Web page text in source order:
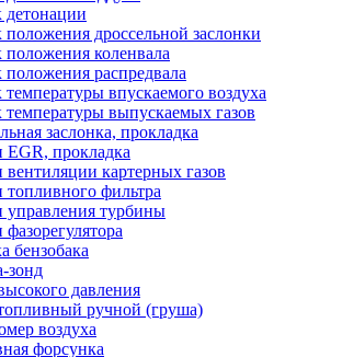
детонации
положения дроссельной заслонки
положения коленвала
положения распредвала
температуры впускаемого воздуха
температуры выпускаемых газов
заслонка, прокладка
EGR, прокладка
вентиляции картерных газов
топливного фильтра
управления турбины
бензобака
зонд
давления
ручной (груша)
воздуха
форсунка